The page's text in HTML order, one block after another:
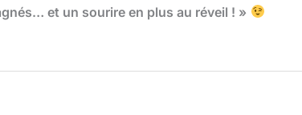
et un sourire en plus au réveil ! »